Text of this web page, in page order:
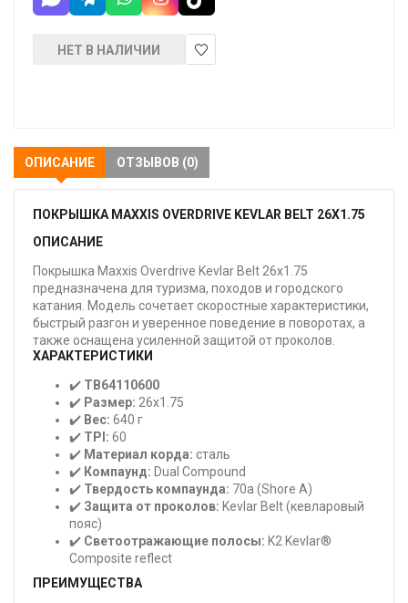
НЕТ В НАЛИЧИИ
ОПИСАНИЕ ОТЗЫВОВ (0)
ПОКРЫШКА MAXXIS OVERDRIVE KEVLAR BELT 26X1.75
ОПИСАНИЕ
Покрышка Maxxis Overdrive Kevlar Belt 26x1.75
предназначена для туризма, походов и городского
катания. Модель сочетает скоростные характеристики,
быстрый разгон и уверенное поведение в поворотах, а
также оснащена усиленной защитой от проколов.
ХАРАКТЕРИСТИКИ
✔️ TB64110600
✔️ Размер: 26x1.75
✔️ Вес: 640 г
✔️ TPI: 60
✔️ Материал корда: сталь
✔️ Компаунд: Dual Compound
✔️ Твердость компаунда: 70a (Shore A)
✔️ Защита от проколов: Kevlar Belt (кевларовый
пояс)
✔️ Светоотражающие полосы: K2 Kevlar®
Composite reflect
ПРЕИМУЩЕСТВА